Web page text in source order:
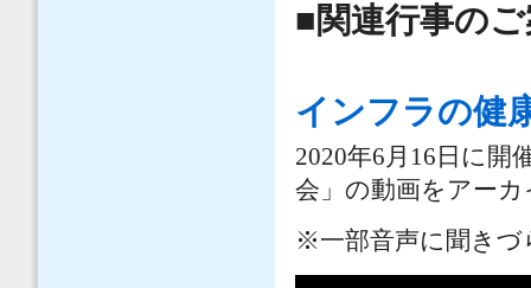
■関連行事の
インフラの健
2020年6月16日に開
会」の動画をアー
※一部音声に聞きづ